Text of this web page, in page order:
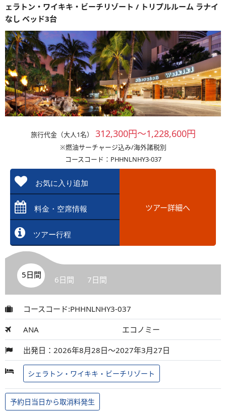
ェラトン・ワイキキ・ビーチリゾート / トリプルルーム ラナイ
なし ベッド3台
旅行代金（大人1名） 312,300円～1,228,600円
※燃油サーチャージ込み/海外諸税別
コースコード：PHHNLNHY3-037
お気に入り追加
料金・空席情報
ツアー行程
ツアー詳細へ
5日間 6日間 7日間
コースコード:PHHNLNHY3-037
ANA エコノミー
出発日：2026年8月28日～2027年3月27日
シェラトン・ワイキキ・ビーチリゾート
予約日当日から取消料発生